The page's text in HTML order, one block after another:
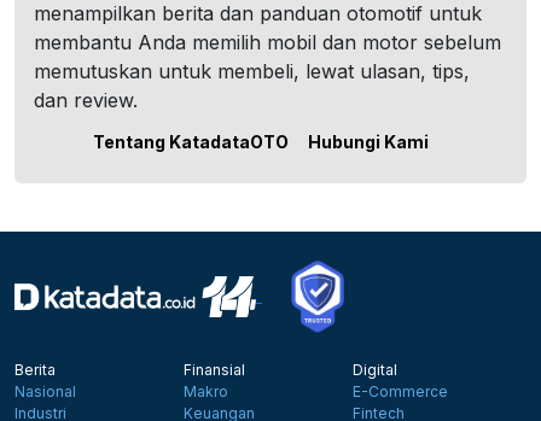
menampilkan berita dan panduan otomotif untuk
membantu Anda memilih mobil dan motor sebelum
memutuskan untuk membeli, lewat ulasan, tips,
dan review.
Tentang KatadataOTO Hubungi Kami
Berita
Nasional
Industri
Finansial
Makro
Keuangan
Digital
E-Commerce
Fintech